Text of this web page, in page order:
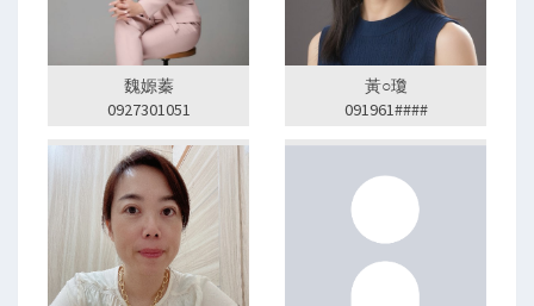
魏嫄蓁
0927301051
黃○瓊
091961####